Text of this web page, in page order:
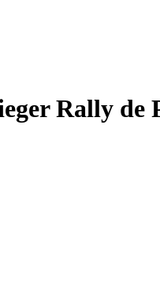
Rally